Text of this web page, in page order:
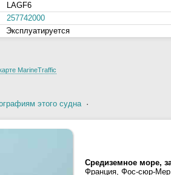
LAGF6
257742000
Эксплуатируется
MarineTraffic
этого судна·
Средиземное море,
Франция, Фос-сюр-Мер